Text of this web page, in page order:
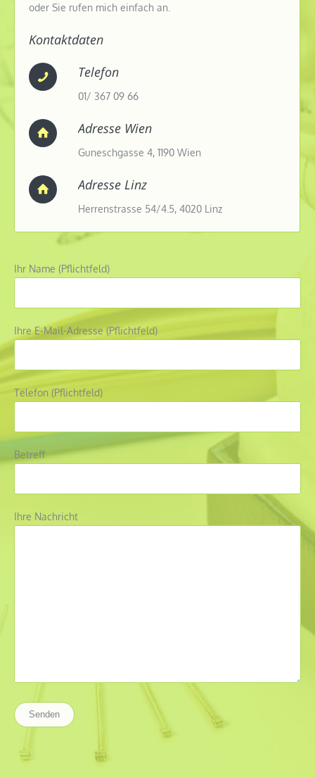
oder Sie rufen mich einfach an.
Kontaktdaten
Telefon
01/ 367 09 66
Adresse Wien
Guneschgasse 4, 1190 Wien
Adresse Linz
Herrenstrasse 54/4.5, 4020 Linz
Ihr Name (Pflichtfeld)
Ihre E-Mail-Adresse (Pflichtfeld)
Telefon (Pflichtfeld)
Betreff
Ihre Nachricht